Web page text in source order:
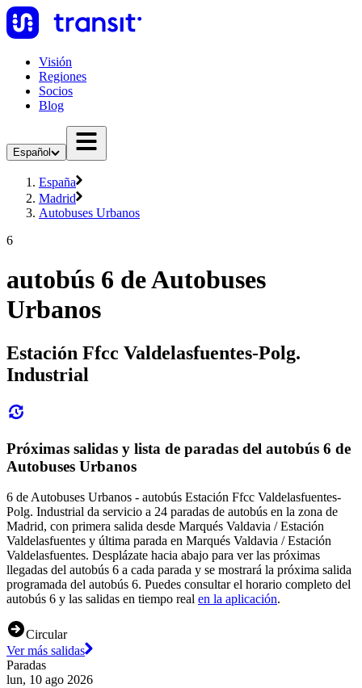
Visión
Regiones
Socios
Blog
Español
España
Madrid
Autobuses Urbanos
6
autobús 6 de Autobuses
Urbanos
Estación Ffcc Valdelasfuentes-Polg.
Industrial
Próximas salidas y lista de paradas del autobús 6 de
Autobuses Urbanos
6 de Autobuses Urbanos - autobús Estación Ffcc Valdelasfuentes-
Polg. Industrial da servicio a 24 paradas de autobús en la zona de
Madrid, con primera salida desde Marqués Valdavia / Estación
Valdelasfuentes y última parada en Marqués Valdavia / Estación
Valdelasfuentes. Desplázate hacia abajo para ver las próximas
llegadas del autobús 6 a cada parada y se mostrará la próxima salida
programada del autobús 6. Puedes consultar el horario completo del
autobús 6 y las salidas en tiempo real en la aplicación.
Circular
Ver más salidas
Paradas
lun, 10 ago 2026